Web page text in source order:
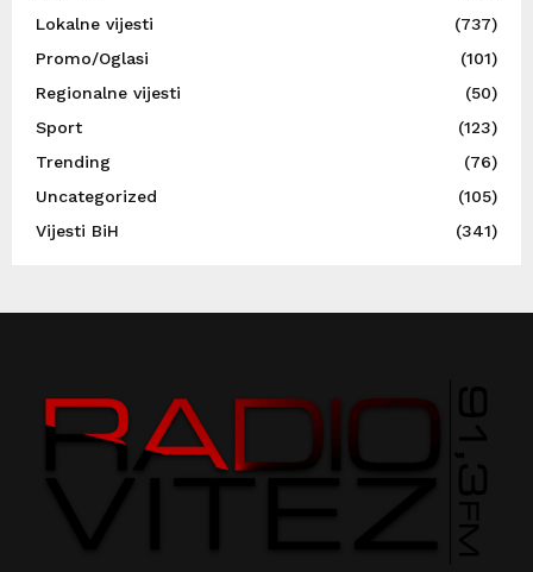
Lokalne vijesti
(737)
Promo/Oglasi
(101)
Regionalne vijesti
(50)
Sport
(123)
Trending
(76)
Uncategorized
(105)
Vijesti BiH
(341)